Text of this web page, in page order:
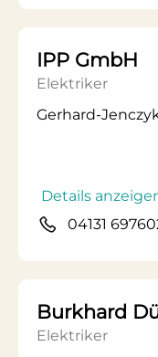
IPP GmbH
Elektriker
Gerhard-
Details
04131
Burkhard
Elektriker